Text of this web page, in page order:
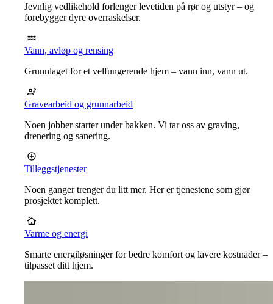
Jevnlig vedlikehold forlenger levetiden på rør og utstyr – og
forebygger dyre overraskelser.
Vann, avløp og rensing
Grunnlaget for et velfungerende hjem – vann inn, vann ut.
Gravearbeid og grunnarbeid
Noen jobber starter under bakken. Vi tar oss av graving,
drenering og sanering.
Tilleggstjenester
Noen ganger trenger du litt mer. Her er tjenestene som gjør
prosjektet komplett.
Varme og energi
Smarte energiløsninger for bedre komfort og lavere kostnader –
tilpasset ditt hjem.